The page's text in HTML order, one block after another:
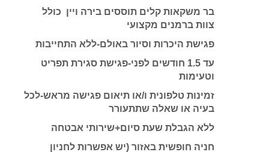
בר משקאות קלים תוססים בירה ויין כולל
צוות ברמנים מקצועי
פגישת היכרות וסיור באולם-ללא התחייבות
עד 1.5 חודשים לפני-פגישת סגירת תפריט
וטעימות
זמינות טלפונית ו/או תיאום פגישה מראש-לכל
בעיה או שאלה שתתעורר
ללא הגבלת שעת סיום+שירותי אבטחה
חניה חופשית באזור (יש אפשרות לחניון